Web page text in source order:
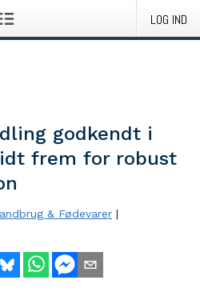
LOG IND
godkendt i
frem for robust
& Fødevarer |